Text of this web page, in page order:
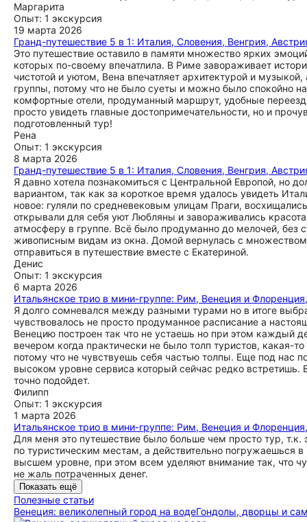
Маргарита
Опыт: 1 экскурсия
19 марта 2026
Гранд-путешествие 5 в 1: Италия, Словения, Венгрия,
Это путешествие оставило в памяти множество ярких
которых по-своему впечатлила. В Риме завораживает
чистотой и уютом, Вена впечатляет архитектурой и
группы, потому что не было суеты и можно было спокойно
комфортные отели, продуманный маршрут, удобные
просто увидеть главные достопримечательности, но и
подготовленный тур!
Рена
Опыт: 1 экскурсия
8 марта 2026
Гранд-путешествие 5 в 1: Италия, Словения, Венгрия,
Я давно хотела познакомиться с Центральной Европой, но
вариантом, так как за короткое время удалось увидеть
новое: гуляли по средневековым улицам Праги,
открывали для себя уют Любляны и завораживались
атмосферу в группе. Всё было продуманно до мелочей,
живописным видам из окна. Домой вернулась с
отправиться в путешествие вместе с Екатериной.
Денис
Опыт: 1 экскурсия
6 марта 2026
Итальянское трио в мини-группе: Рим, Венеция и
Я долго сомневался между разными турами но в итоге
чувствовалось не просто продуманное расписание а
Венецию построен так что не устаешь но при этом каждый
вечером когда практически не было толп туристов, какая-
потому что не чувствуешь себя частью толпы. Еще под нас
высоком уровне сервиса который сейчас редко встретишь.
точно подойдет.
Филипп
Опыт: 1 экскурсия
1 марта 2026
Итальянское трио в мини-группе: Рим, Венеция и
Для меня это путешествие было больше чем просто тур,
по туристическим местам, а действительно погружаешься
высшем уровне, при этом всем уделяют внимание так, что
не жаль потраченных денег.
Показать ещё
Полезные статьи
Венеция: великолепный город на водеГондолы, дворцы и